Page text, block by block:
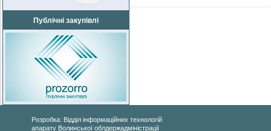
Публічні закупівлі
Розробка: Відділ інформаційних технологій
апарату Волинської облдержадміністрації